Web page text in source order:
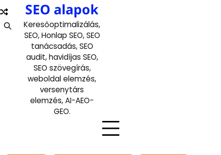
SEO alapok
Keresőoptimalizálás,
SEO, Honlap SEO, SEO
tanácsadás, SEO
audit, havidíjas SEO,
SEO szövegírás,
weboldal elemzés,
versenytárs
elemzés, AI-AEO-
GEO.